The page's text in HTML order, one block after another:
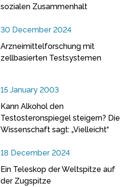
sozialen Zusammenhalt
30 December 2024
Arzneimittelforschung mit
zellbasierten Testsystemen
15 January 2003
Kann Alkohol den
Testosteronspiegel steigern? Die
Wissenschaft sagt: „Vielleicht“
18 December 2024
Ein Teleskop der Weltspitze auf
der Zugspitze